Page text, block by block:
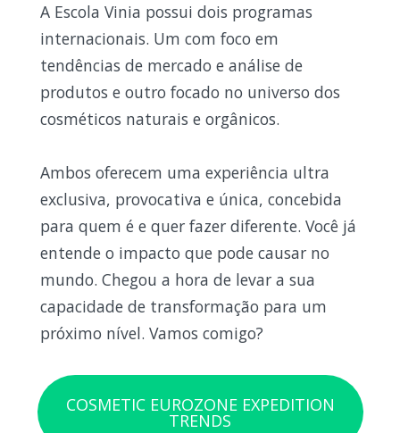
A Escola Vinia possui dois programas
internacionais. Um com foco em
tendências de mercado e análise de
produtos e outro focado no universo dos
cosméticos naturais e orgânicos.
Ambos oferecem uma experiência ultra
exclusiva, provocativa e única, concebida
para quem é e quer fazer diferente. Você já
entende o impacto que pode causar no
mundo. Chegou a hora de levar a sua
capacidade de transformação para um
próximo nível. Vamos comigo?
COSMETIC EUROZONE EXPEDITION
TRENDS